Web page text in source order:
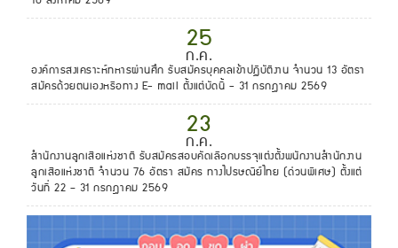
25
ก.ค.
องค์การสงเคราะห์ทหารผ่านศึก รับสมัครบุคคลเข้าปฏิบัติงาน จำนวน 13 อัตรา
สมัครด้วยตนเองหรือทาง E- mail ตั้งแต่บัดนี้ - 31 กรกฎาคม 2569
23
ก.ค.
สํานักงานลูกเสือแห่งชาติ รับสมัครสอบคัดเลือกบรรจุแต่งตั้งพนักงานสํานักงาน
ลูกเสือแห่งชาติ จำนวน 76 อัตรา สมัคร ทางไปรษณีย์ไทย (ด่วนพิเศษ) ตั้งแต่
วันที่ 22 – 31 กรกฎาคม 2569